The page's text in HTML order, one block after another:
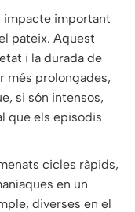
impacte important
pateix. Aquest
i la durada de
més prolongades,
si són intensos,
que els episodis
cicles ràpids,
en un
diverses en el